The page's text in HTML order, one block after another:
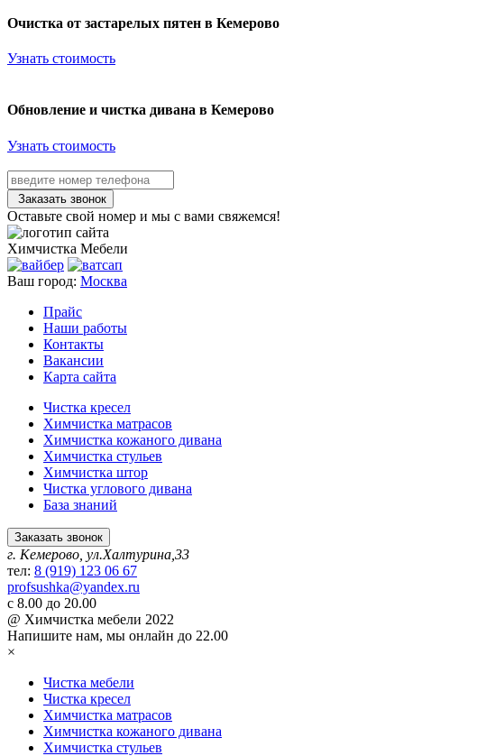
Очистка от застарелых пятен в Кемерово
Узнать стоимость
Обновление и чистка дивана в Кемерово
Узнать стоимость
Заказать звонок
Оставьте свой номер и мы с вами свяжемся!
Химчистка Мебели
Ваш город: Москва
Прайс
Наши работы
Контакты
Вакансии
Карта сайта
Чистка кресел
Химчистка матрасов
Химчистка кожаного дивана
Химчистка стульев
Химчистка штор
Чистка углового дивана
База знаний
Заказать звонок
г. Кемерово, ул.Халтурина,33
тел: 8 (919) 123 06 67
profsushka@yandex.ru
с 8.00 до 20.00
@ Химчистка мебели 2022
Напишите нам, мы онлайн до 22.00
×
Чистка мебели
Чистка кресел
Химчистка матрасов
Химчистка кожаного дивана
Химчистка стульев